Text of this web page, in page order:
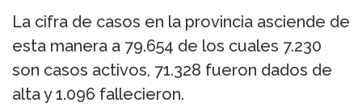
La cifra de casos en la provincia asciende de
esta manera a 79.654 de los cuales 7.230
son casos activos, 71.328 fueron dados de
alta y 1.096 fallecieron.